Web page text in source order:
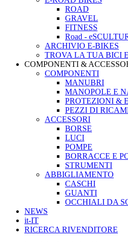
ROAD
GRAVEL
FITNESS
Road -
ARCHIVIO E-BIKES
TROVA LA TUA BICI
COMPONENTI &
COMPONENTI
MANUBRI
MANOPOLE E
PROTEZIONI &
PEZZI DI
ACCESSORI
BORSE
LUCI
POMPE
BORRACCE E
STRUMENTI
ABBIGLIAMENTO
CASCHI
GUANTI
OCCHIALI DA
NEWS
it-IT
RICERCA RIVENDITORE